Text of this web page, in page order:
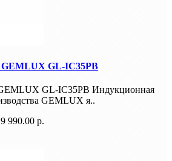
GL-IC35PB
GL-IC35PB Индукционная
GEMLUX я..
990.00 р.